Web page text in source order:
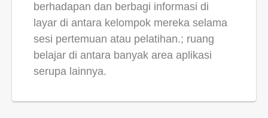
berhadapan dan berbagi informasi di
layar di antara kelompok mereka selama
sesi pertemuan atau pelatihan.; ruang
belajar di antara banyak area aplikasi
serupa lainnya.